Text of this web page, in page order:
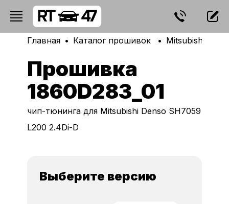
Главная Каталог прошивок Mitsubishi
Прошивка
1860D283_01
чип-тюнинга для Mitsubishi Denso SH7059
L200 2.4Di-D
Выберите версию